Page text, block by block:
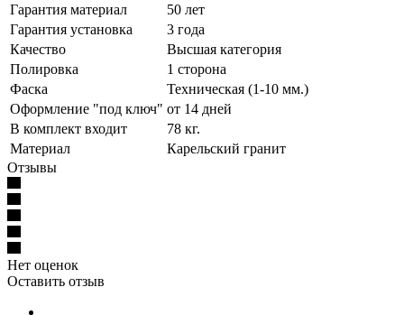
Гарантия материал
50 лет
Гарантия установка
3 года
Качество
Высшая категория
Полировка
1 сторона
Фаска
Техническая (1-10 мм.)
Оформление "под ключ" от 14 дней
В комплект входит
78 кг.
Материал
Карельский гранит
Отзывы
Нет оценок
Оставить отзыв